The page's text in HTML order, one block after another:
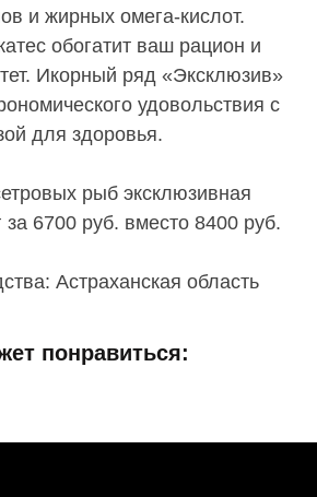
и жирных омега-кислот.
обогатит ваш рацион и
Икорный ряд «Эксклюзив»
удовольствия с
для здоровья.
рыб эксклюзивная
за 6700 руб. вместо 8400 руб.
Астраханская область
понравиться: